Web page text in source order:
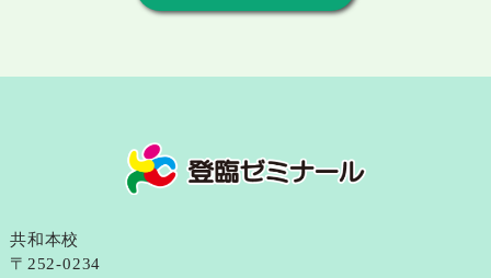
共和本校
〒252-0234